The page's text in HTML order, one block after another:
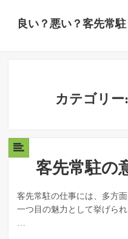
良い？悪い？客先常駐
カテゴリー:
客先常駐の
客先常駐の仕事には、多方
一つ目の魅力として挙げら